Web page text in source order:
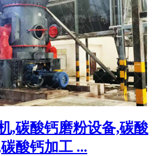
,碳酸钙磨粉设备,碳酸
酸钙加工 ...